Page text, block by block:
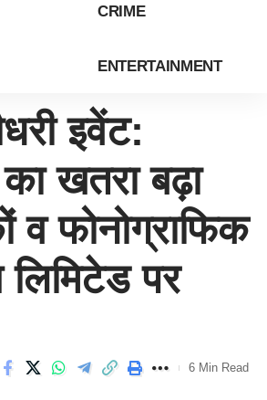
CRIME
ENTERTAINMENT
इवेंट:
का खतरा बढ़ा
फोनोग्राफिक
लिमिटेड पर
6 Min Read